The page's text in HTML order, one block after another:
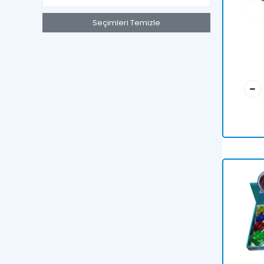
Seçimleri Temizle